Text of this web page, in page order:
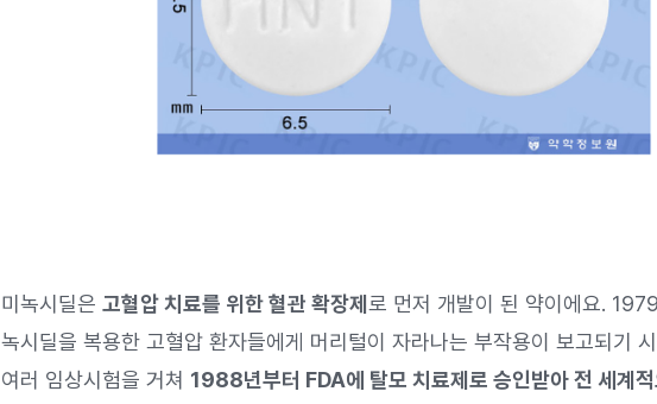
미녹시딜은 고혈압 치료를 위한 혈관 확장제 로 먼저 개발이 된 약이에요.
녹시딜을 복용한 고혈압 환자들에게 머리털이 자라나는 부작용이 보고되기
여러 임상시험을 거쳐 1988년부터 FDA에 탈모 치료제로 승인받아 전 세계